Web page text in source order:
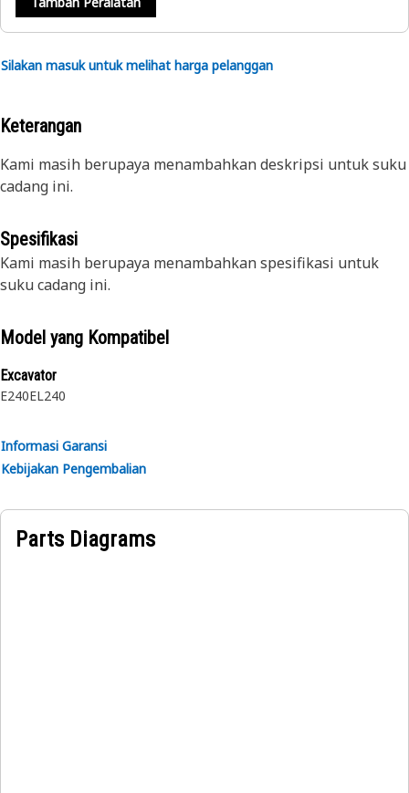
Silakan masuk untuk melihat harga pelanggan
Keterangan
Kami masih berupaya menambahkan deskripsi untuk suku
cadang ini.
Spesifikasi
Kami masih berupaya menambahkan spesifikasi untuk
suku cadang ini.
Model yang Kompatibel
Excavator
E240EL240
Informasi Garansi
Kebijakan Pengembalian
Parts Diagrams